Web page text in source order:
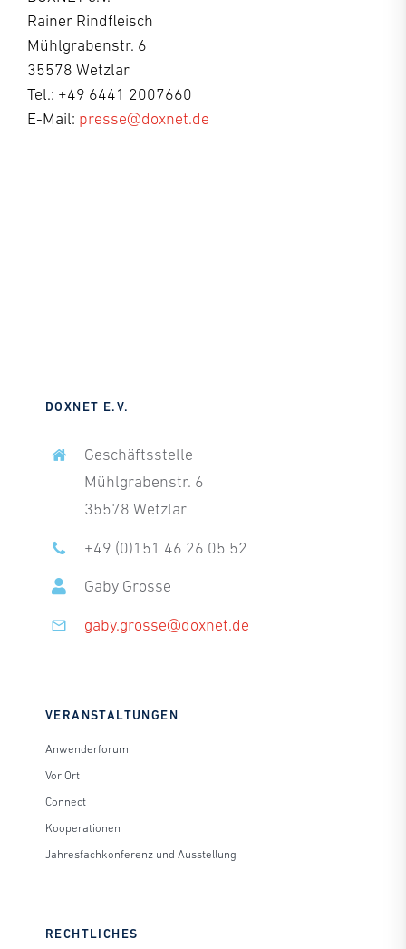
Rainer Rindfleisch
Mühlgrabenstr. 6
35578 Wetzlar
Tel.: +49 6441 2007660
E-Mail: presse@doxnet.de
DOXNET E.V.
Geschäftsstelle
Mühlgrabenstr. 6
35578 Wetzlar
+49 (0)151 46 26 05 52
Gaby Grosse
gaby.grosse@doxnet.de
VERANSTALTUNGEN
Anwenderforum
Vor Ort
Connect
Kooperationen
Jahresfachkonferenz und Ausstellung
RECHTLICHES